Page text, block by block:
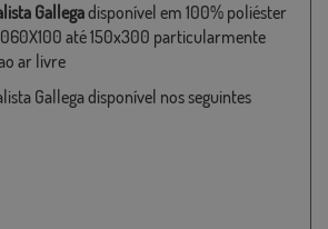
Gallegadisponível em 100% poliéster
até 150x300 particularmente
ar livre
Gallega disponível nos seguintes